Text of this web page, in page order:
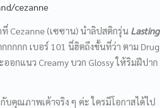
cezanne
Cezanne (เซซาน) นำลิปสติกรุ่น Lasting
กกก เบอร์ 101 นี่ฮิตถึงขั้นที่ว่า ตาม Drug
กแนว Creamy บวก Glossy ให้ริมฝีปาก
บคุณภาพเค้าจริง ๆ ค่ะ ใครมีโอกาสได้ไป